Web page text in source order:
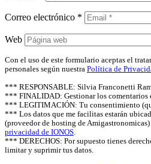
Correo electrónico *
Web
Con el uso de este formulario aceptas el
personales según nuestra Política de
*** RESPONSABLE: Silvia Franconetti
*** FINALIDAD: Gestionar los comentarios
*** LEGITIMACIÓN: Tu consentimiento
*** Los datos que me facilitas estarán
(proveedor de hosting de
privacidad de IONOS.
*** DERECHOS: Por supuesto tienes
limitar y suprimir tus datos.